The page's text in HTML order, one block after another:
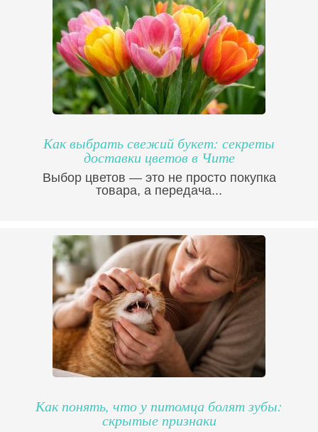
Как выбрать свежий букет: секреты
доставки цветов в Чите
Выбор цветов — это не просто покупка
товара, а передача...
Как понять, что у питомца болят зубы:
скрытые признаки